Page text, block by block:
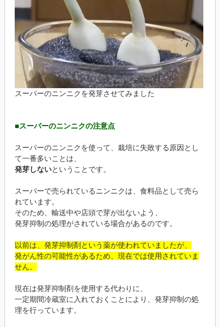
スーパーのニンニクを発芽させてみました
■スーパーのニンニクの注意点
スーパーのニンニクを使って、栽培に失敗する原因とし
て一番多いことは、
発芽しないということです。
スーパーで売られているニンニクは、食料品として売ら
れています。
そのため、輸送中や店頭で芽が出ないよう、
発芽抑制の処理がされている場合があるのです。
以前は、発芽抑制剤という薬が使われていましたが、
発がん性の可能性があるため、現在では使用されていま
せん。
現在は発芽抑制剤を使用する代わりに、
一定期間冷蔵室に入れておくことにより、発芽抑制の処
理を行っています。